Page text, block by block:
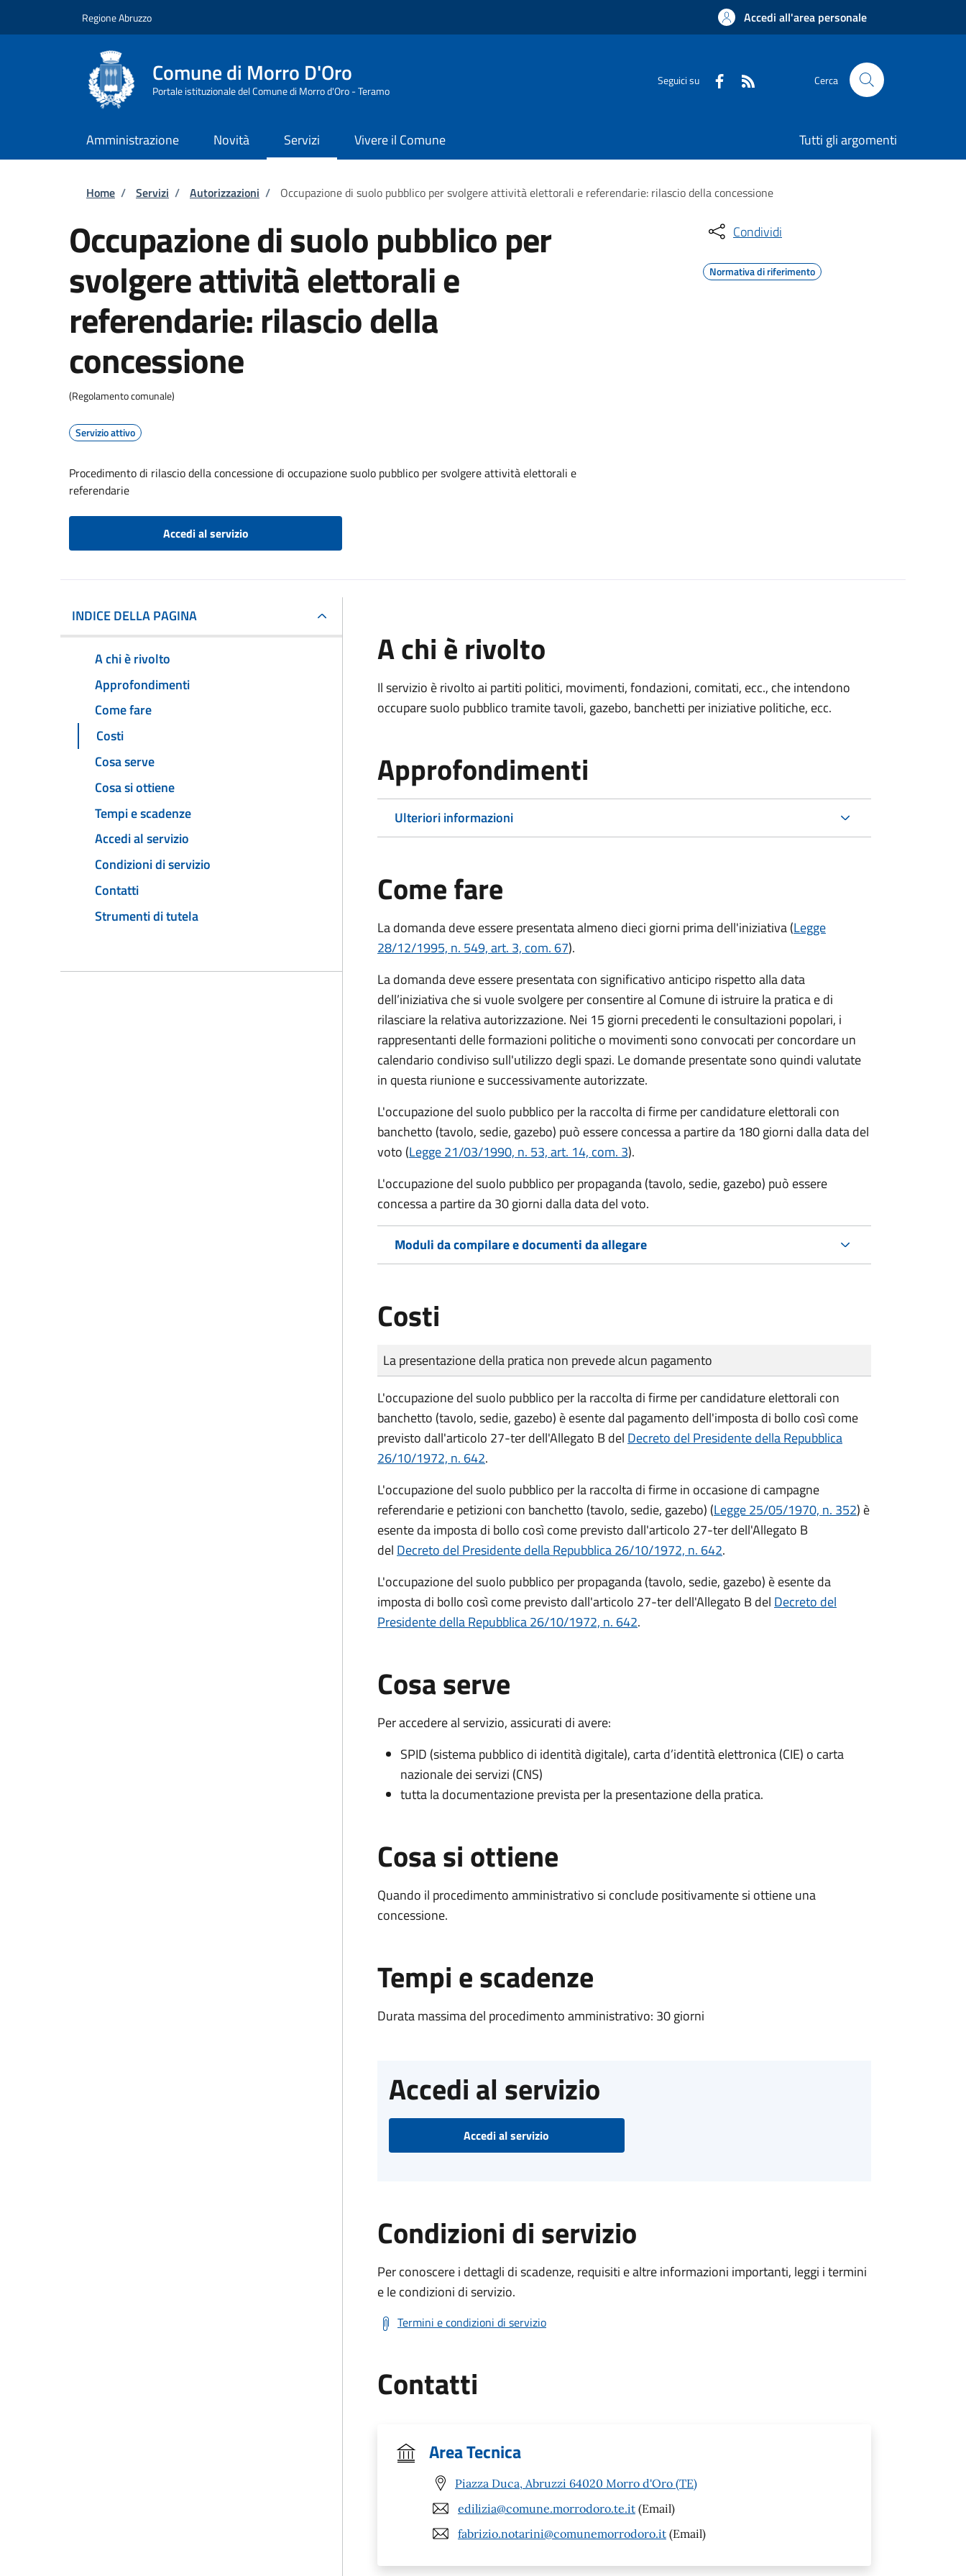
Regione Abruzzo Accedi all'area personale
Comune di Morro D'Oro
Portale istituzionale del Comune di Morro d'Oro - Teramo
Seguici su Cerca
Amministrazione Novità Servizi Vivere il Comune Tutti gli argomenti
Briciole di pane
Home / Servizi / Autorizzazioni / Occupazione di suolo pubblico per svolgere attività elettorali e referendarie: rilascio della concessione
Occupazione di suolo pubblico per
svolgere attività elettorali e
referendarie: rilascio della
concessione
(Regolamento comunale)
Servizio attivo
Procedimento di rilascio della concessione di occupazione suolo pubblico per svolgere attività elettorali e
referendarie
Accedi al servizio
Condividi
Normativa di riferimento
INDICE DELLA PAGINA
A chi è rivolto
Approfondimenti
Come fare
Costi
Cosa serve
Cosa si ottiene
Tempi e scadenze
Accedi al servizio
Condizioni di servizio
Contatti
Strumenti di tutela
A chi è rivolto
Il servizio è rivolto ai partiti politici, movimenti, fondazioni, comitati, ecc., che intendono
occupare suolo pubblico tramite tavoli, gazebo, banchetti per iniziative politiche, ecc.
Approfondimenti
Ulteriori informazioni
Come fare
La domanda deve essere presentataalmeno dieci giorni primadell'iniziativa (Legge
28/12/1995, n. 549, art. 3, com. 67).
La domanda deve essere presentata con significativo anticipo rispetto alla data
dell’iniziativa che si vuole svolgere per consentire al Comune di istruire la pratica e di
rilasciare la relativa autorizzazione. Nei 15 giorni precedenti le consultazioni popolari, i
rappresentanti delle formazioni politiche o movimenti sono convocati per concordare un
calendario condiviso sull'utilizzo degli spazi. Le domande presentate sono quindi valutate
in questa riunione e successivamente autorizzate.
L'occupazione del suolo pubblico per la raccolta di firme per candidature elettorali con
banchetto (tavolo, sedie, gazebo) può essere concessa a partire da 180 giorni dalla data del
voto (Legge 21/03/1990, n. 53, art. 14, com. 3).
L'occupazione del suolo pubblico per propaganda (tavolo, sedie, gazebo) può essere
concessa a partire da 30 giorni dalla data del voto.
Moduli da compilare e documenti da allegare
Costi
Tipo di pagamento
Importo
La presentazione della pratica non prevede alcun pagamento
L'occupazione del suolo pubblico per la raccolta di firme per candidature elettorali con
banchetto (tavolo, sedie, gazebo) è esente dal pagamento dell'imposta di bollo così come
previsto dall'articolo 27-ter dell'Allegato B del Decreto del Presidente della Repubblica
26/10/1972, n. 642.
L'occupazione del suolo pubblico per la raccolta di firme in occasione di campagne
referendarie e petizioni con banchetto (tavolo, sedie, gazebo) (Legge 25/05/1970, n. 352) è
esente da imposta di bollo così come previsto dall'articolo 27-ter dell'Allegato B
del Decreto del Presidente della Repubblica 26/10/1972, n. 642.
L'occupazione del suolo pubblico per propaganda (tavolo, sedie, gazebo) è esente da
imposta di bollo così come previsto dall'articolo 27-ter dell'Allegato B del Decreto del
Presidente della Repubblica 26/10/1972, n. 642.
Cosa serve
Per accedere al servizio, assicurati di avere:
SPID (sistema pubblico di identità digitale), carta d’identità elettronica (CIE) o carta
nazionale dei servizi (CNS)
tutta la documentazione prevista per la presentazione della pratica.
Cosa si ottiene
Quando il procedimento amministrativo si conclude positivamente si ottiene una
concessione.
Tempi e scadenze
Durata massima del procedimento amministrativo: 30 giorni
Accedi al servizio
Accedi al servizio
Condizioni di servizio
Per conoscere i dettagli di scadenze, requisiti e altre informazioni importanti, leggi i termini
e le condizioni di servizio.
Termini e condizioni di servizio
Contatti
Area Tecnica
Piazza Duca, Abruzzi 64020 Morro d'Oro (TE)
edilizia@comune.morrodoro.te.it (Email)
fabrizio.notarini@comunemorrodoro.it (Email)